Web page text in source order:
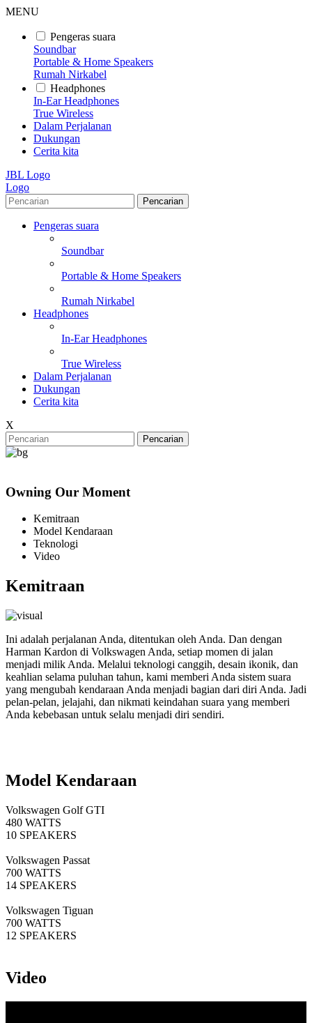
MENU
Pengeras suara
Soundbar
Portable & Home Speakers
Rumah Nirkabel
Headphones
In-Ear Headphones
True Wireless
Dalam Perjalanan
Dukungan
Cerita kita
JBL Logo
Logo
Pencarian
Pengeras suara
Soundbar
Portable & Home Speakers
Rumah Nirkabel
Headphones
In-Ear Headphones
True Wireless
Dalam Perjalanan
Dukungan
Cerita kita
X
Pencarian
Owning Our Moment
Kemitraan
Model Kendaraan
Teknologi
Video
Kemitraan
Ini adalah perjalanan Anda, ditentukan oleh Anda. Dan dengan
Harman Kardon di Volkswagen Anda, setiap momen di jalan
menjadi milik Anda. Melalui teknologi canggih, desain ikonik, dan
keahlian selama puluhan tahun, kami memberi Anda sistem suara
yang mengubah kendaraan Anda menjadi bagian dari diri Anda. Jadi
pelan-pelan, jelajahi, dan nikmati keindahan suara yang memberi
Anda kebebasan untuk selalu menjadi diri sendiri.
Model Kendaraan
Volkswagen Golf GTI
480 WATTS
10 SPEAKERS
Volkswagen Passat
700 WATTS
14 SPEAKERS
Volkswagen Tiguan
700 WATTS
12 SPEAKERS
Video